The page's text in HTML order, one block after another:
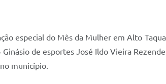
especial do Mês da Mulher em Alto
de esportes José Ildo Vieira
município.